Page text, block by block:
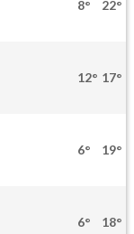
8° 22°
12° 17°
6° 19°
6° 18°